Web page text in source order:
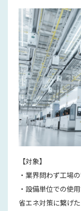
【対象】
・業界問わず工場
・設備単位での使
省エネ対策に繋げ